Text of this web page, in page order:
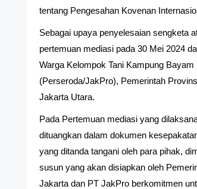
tentang Pengesahan Kovenan
Sebagai upaya penyelesaian sengketa
pertemuan mediasi pada 30 Mei 2024
Warga Kelompok Tani Kampung
(Perseroda/JakPro), Pemerintah
Jakarta Utara.
Pada Pertemuan mediasi yang
dituangkan dalam dokumen
yang ditanda tangani oleh para pihak,
susun yang akan disiapkan oleh
Jakarta dan PT JakPro berkomitmen